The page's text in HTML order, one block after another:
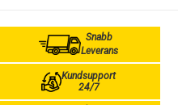
Snabb
Leverans
Kundsupport
24/7